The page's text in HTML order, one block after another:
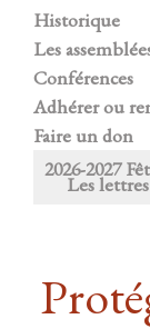
Historique
Les
Conférences
Adhérer ou
Faire un don
2026-2027
Les